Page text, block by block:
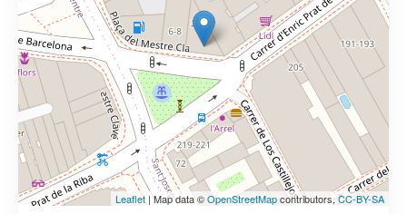
Leaflet | Map data ©OpenStreetMapcontributors,CC-BY-SA